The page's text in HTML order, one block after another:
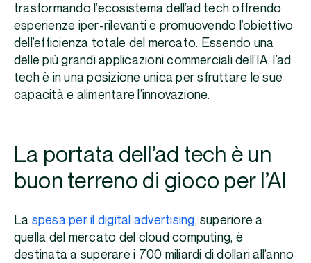
trasformando l’ecosistema dell’ad tech offrendo
esperienze iper-rilevanti e promuovendo l’obiettivo
dell’efficienza totale del mercato. Essendo una
delle più grandi applicazioni commerciali dell’IA, l’ad
tech è in una posizione unica per sfruttare le sue
capacità e alimentare l’innovazione.
La portata dell’ad tech è un
buon terreno di gioco per l’AI
La spesa per il digital advertising, superiore a
quella del mercato del cloud computing, è
destinata a superare i 700 miliardi di dollari all’anno